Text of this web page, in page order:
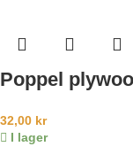
Poppel
32,00 kr
I lager